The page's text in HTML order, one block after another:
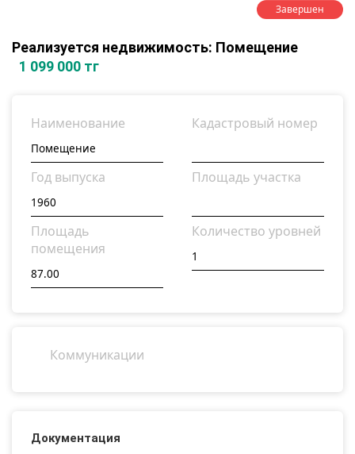
Завершен
Реализуется недвижимость: Помещение
1 099 000 тг
Наименование Кадастровый номер
Год выпуска Площадь участка
Площадь
помещения
Количество уровней
Коммуникации
Документация